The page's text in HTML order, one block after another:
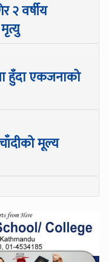
२ वर्षीय
हुँदा एकजनाको
मूल्य